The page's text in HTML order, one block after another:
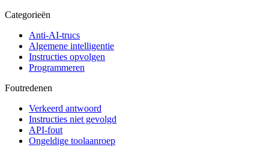
Categorieën
Anti-AI-trucs
Algemene intelligentie
Instructies opvolgen
Programmeren
Foutredenen
Verkeerd antwoord
Instructies niet gevolgd
API-fout
Ongeldige toolaanroep